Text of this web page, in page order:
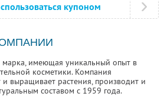
купоном
имеющая уникальный опыт в
косметики. Компания
и выращивает растения, производит и
составом с 1959 года.